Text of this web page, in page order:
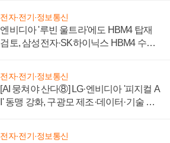
전자·전기·정보통신
엔비디아 '루빈 울트라'에도 HBM4 탑재
검토, 삼성전자·SK하이닉스 HBM4 수율
전자·전기·정보통신
[AI 뭉쳐야 산다⑧] LG·엔비디아 '피지컬 A
I' 동맹 강화, 구광모 제조·데이터·기술 결
전자·전기·정보통신